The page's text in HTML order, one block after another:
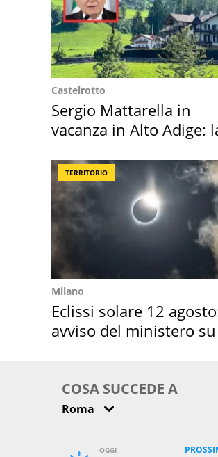
Castelrotto
Sergio Mattarella in
vacanza in Alto Adige:
TERRITORIO
Milano
Eclissi solare 12
avviso del ministero su